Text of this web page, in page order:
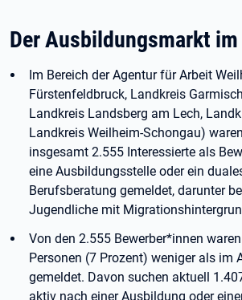
Der Ausbildungsmarkt
Im Bereich der Agentur für Arbeit
Fürstenfeldbruck, Landkreis
Landkreis Landsberg am Lech,
Landkreis Weilheim-Schongau)
insgesamt 2.555 Interessierte als
eine Ausbildungsstelle oder ein
Berufsberatung gemeldet, darunter
Jugendliche mit
Von den 2.555 Bewerber*innen
Personen (7 Prozent) weniger als im
gemeldet. Davon suchen aktuell
aktiv nach einer Ausbildung oder